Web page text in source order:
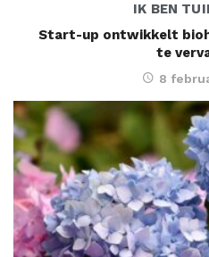
IK BEN
Start-up ontwikkelt
te
8